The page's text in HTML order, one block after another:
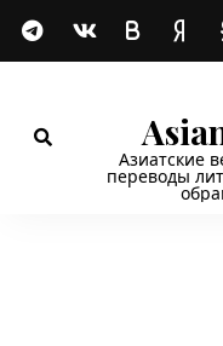
Азиатские
переводы